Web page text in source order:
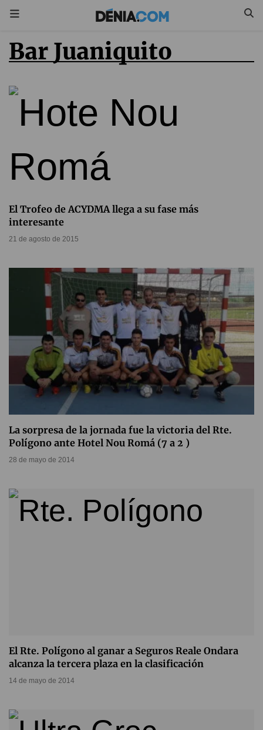
Bar Juaniquito
El Trofeo de ACYDMA llega a su fase más
interesante
21 de agosto de 2015
La sorpresa de la jornada fue la victoria del Rte.
Polígono ante Hotel Nou Romá (7 a 2 )
28 de mayo de 2014
El Rte. Polígono al ganar a Seguros Reale Ondara
alcanza la tercera plaza en la clasificación
14 de mayo de 2014